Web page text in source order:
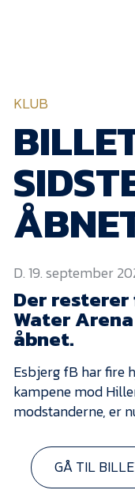
KLUB
D. 19. september
Der resterer
Water
åbnet.
Esbjerg fB har fire
kampene mod
modstanderne, er
GÅ TIL